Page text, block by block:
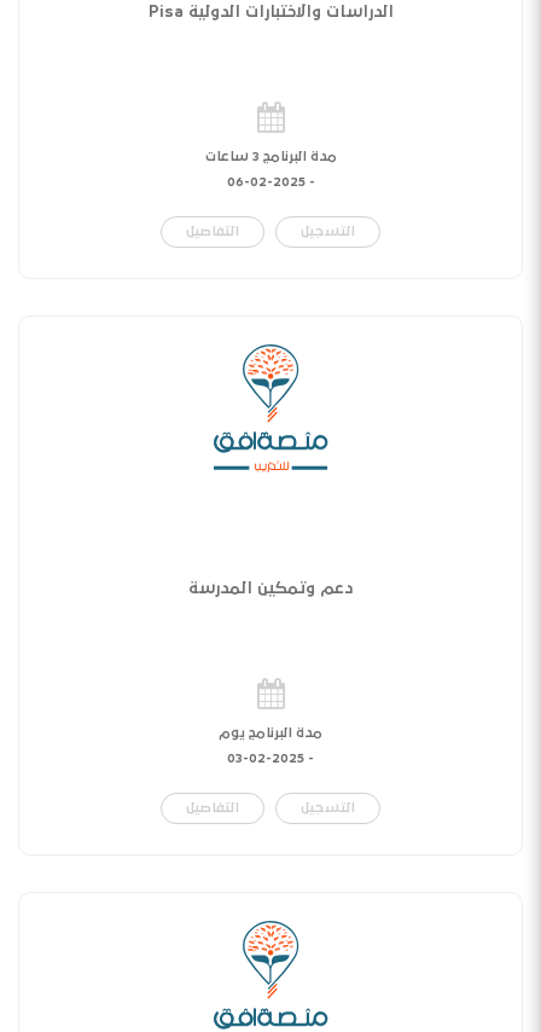
الدراسات والاختبارات الدولية Pisa
مدة البرنامج 3 ساعات
-
06-02-2025
التسجيل التفاصيل
دعم وتمكين المدرسة
مدة البرنامج يوم
-
03-02-2025
التسجيل التفاصيل